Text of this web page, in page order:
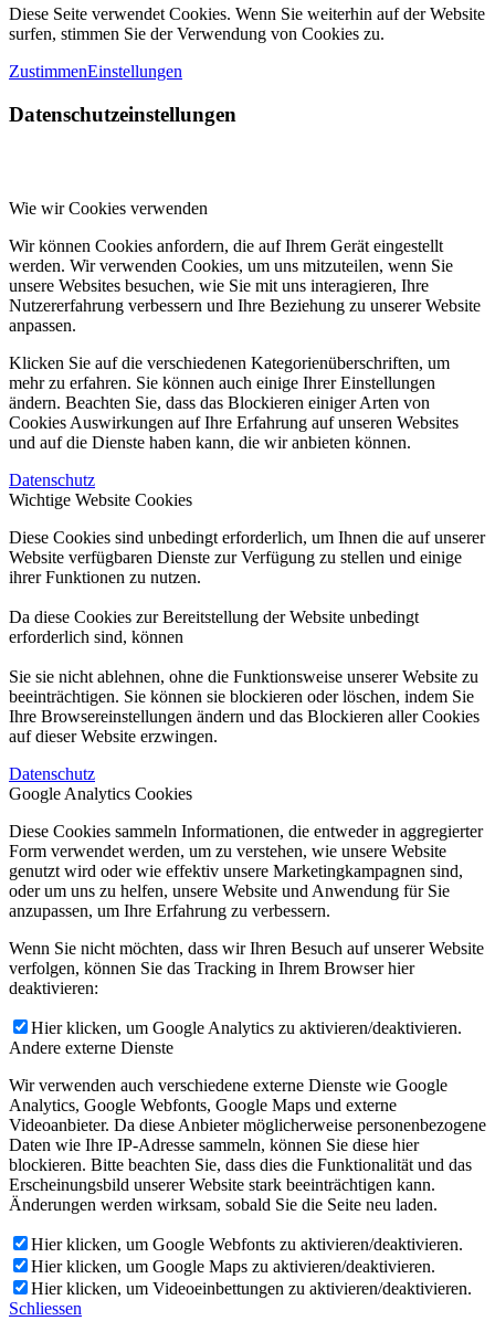
Diese Seite verwendet Cookies. Wenn Sie weiterhin auf der Website
surfen, stimmen Sie der Verwendung von Cookies zu.
ZustimmenEinstellungen
Datenschutzeinstellungen
Wie wir Cookies verwenden
Wir können Cookies anfordern, die auf Ihrem Gerät eingestellt
werden. Wir verwenden Cookies, um uns mitzuteilen, wenn Sie
unsere Websites besuchen, wie Sie mit uns interagieren, Ihre
Nutzererfahrung verbessern und Ihre Beziehung zu unserer Website
anpassen.
Klicken Sie auf die verschiedenen Kategorienüberschriften, um
mehr zu erfahren. Sie können auch einige Ihrer Einstellungen
ändern. Beachten Sie, dass das Blockieren einiger Arten von
Cookies Auswirkungen auf Ihre Erfahrung auf unseren Websites
und auf die Dienste haben kann, die wir anbieten können.
Datenschutz
Wichtige Website Cookies
Diese Cookies sind unbedingt erforderlich, um Ihnen die auf unserer
Website verfügbaren Dienste zur Verfügung zu stellen und einige
ihrer Funktionen zu nutzen.
Da diese Cookies zur Bereitstellung der Website unbedingt
erforderlich sind, können
Sie sie nicht ablehnen, ohne die Funktionsweise unserer Website zu
beeinträchtigen. Sie können sie blockieren oder löschen, indem Sie
Ihre Browsereinstellungen ändern und das Blockieren aller Cookies
auf dieser Website erzwingen.
Datenschutz
Google Analytics Cookies
Diese Cookies sammeln Informationen, die entweder in aggregierter
Form verwendet werden, um zu verstehen, wie unsere Website
genutzt wird oder wie effektiv unsere Marketingkampagnen sind,
oder um uns zu helfen, unsere Website und Anwendung für Sie
anzupassen, um Ihre Erfahrung zu verbessern.
Wenn Sie nicht möchten, dass wir Ihren Besuch auf unserer Website
verfolgen, können Sie das Tracking in Ihrem Browser hier
deaktivieren:
Hier klicken, um Google Analytics zu aktivieren/deaktivieren.
Andere externe Dienste
Wir verwenden auch verschiedene externe Dienste wie Google
Analytics, Google Webfonts, Google Maps und externe
Videoanbieter. Da diese Anbieter möglicherweise personenbezogene
Daten wie Ihre IP-Adresse sammeln, können Sie diese hier
blockieren. Bitte beachten Sie, dass dies die Funktionalität und das
Erscheinungsbild unserer Website stark beeinträchtigen kann.
Änderungen werden wirksam, sobald Sie die Seite neu laden.
Hier klicken, um Google Webfonts zu aktivieren/deaktivieren.
Hier klicken, um Google Maps zu aktivieren/deaktivieren.
Hier klicken, um Videoeinbettungen zu aktivieren/deaktivieren.
Schliessen